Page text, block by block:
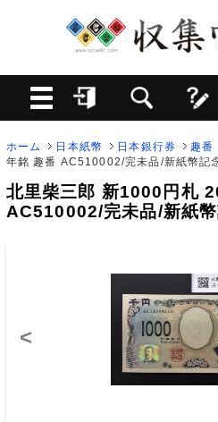
ホーム 日本紙幣 日本銀行券 趣番
年銘 趣番 AC510002/完未品/新紙幣記
北里柴三郎 新1000円札
AC510002/完未品/新紙
<